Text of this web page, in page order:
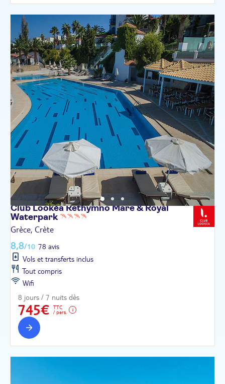
Club Lookéa Rethymno Mare & Royal
Waterpark
Grèce, Crète
8,8/10 78 avis
Vols et transferts inclus
Tout compris
Wifi
8 jours / 7 nuits dès
745€
TTC
/ pers.